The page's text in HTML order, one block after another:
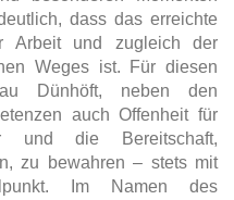
dass das erreichte
Arbeit und zugleich der
Weges ist. Für diesen
Dünhöft, neben den
auch Offenheit für
und die Bereitschaft,
zu bewahren – stets mit
Im Namen des